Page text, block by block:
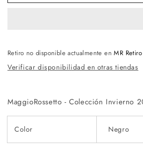
Retiro no disponible actualmente enMR
Verificar disponibilidad en otras tiendas
MaggioRossetto - Colección Invierno
Color Negro